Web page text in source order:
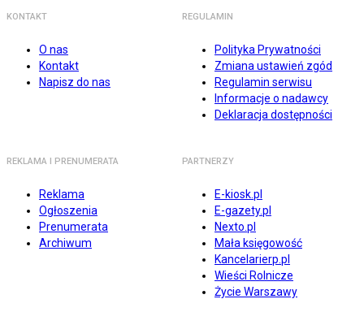
KONTAKT
O nas
Kontakt
Napisz do nas
REGULAMIN
Polityka Prywatności
Zmiana ustawień zgód
Regulamin serwisu
Informacje o nadawcy
Deklaracja dostępności
REKLAMA I PRENUMERATA
Reklama
Ogłoszenia
Prenumerata
Archiwum
PARTNERZY
E-kiosk.pl
E-gazety.pl
Nexto.pl
Mała księgowość
Kancelarierp.pl
Wieści Rolnicze
Życie Warszawy